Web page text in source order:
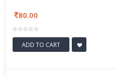
80.00
ADD TO CART